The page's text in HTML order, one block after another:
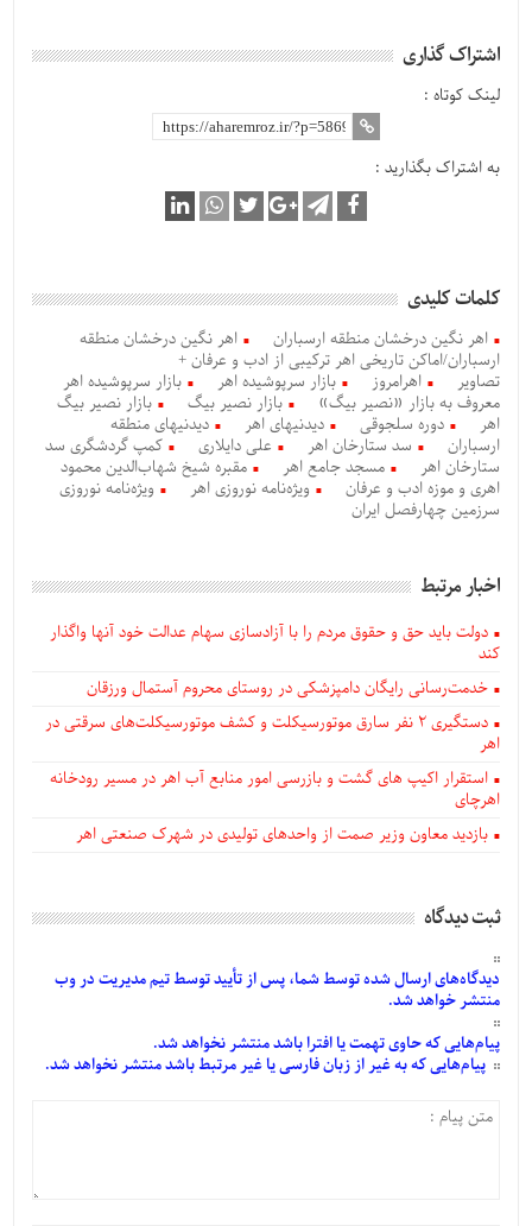
اشتراک گذاری
لینک کوتاه :
به اشتراک بگذارید :
کلمات کلیدی
اهر نگین درخشان منطقه ارسباران
اهر نگین درخشان منطقه
ارسباران/اماکن تاریخی اهر ترکیبی از ادب و عرفان +
تصاویر
اهرامروز بازار سرپوشیده اهر
بازار سرپوشیده اهر
معروف به بازار «نصیر بیگ»
بازار نصیر بیگ
بازار نصیر بیگ
اهر
دوره سلجوقی دیدنیهای اهر
دیدنیهای منطقه
ارسباران
سد ستارخان اهر علی دایلاری
کمپ گردشگری سد
ستارخان اهر
مسجد جامع اهر
مقبره شیخ شهاب‌الدین محمود
اهری و موزه ادب و عرفان
ویژه‌نامه نوروزی اهر
ویژه‌نامه نوروزی
سرزمین چهارفصل ایران
اخبار مرتبط
دولت باید حق و حقوق مردم را با آزادسازی سهام عدالت خود آنها واگذار
کند
خدمت‌رسانی رایگان دامپزشکی در روستای محروم آستمال ورزقان
دستگيری ۲ نفر سارق موتورسیکلت و کشف موتورسیکلت‌های سرقتی در
اهر
استقرار اکیپ های گشت و بازرسی امور منابع آب اهر در مسیر رودخانه
اهرچای
بازدید معاون وزیر صمت از واحدهای تولیدی در شهرک صنعتی اهر
ثبت دیدگاه
دیدگاه‌هایارسالشدهتوسط شما، پس ازتأییدتوسط تیم مدیریت در وب
منتشر خواهد شد.
پیام‌هاییکه حاوی تهمت یا افترا باشد منتشر نخواهد شد.
پیام‌هاییکه به غیر از زبان فارسی یا غیر مرتبط باشد منتشر نخواهد شد.